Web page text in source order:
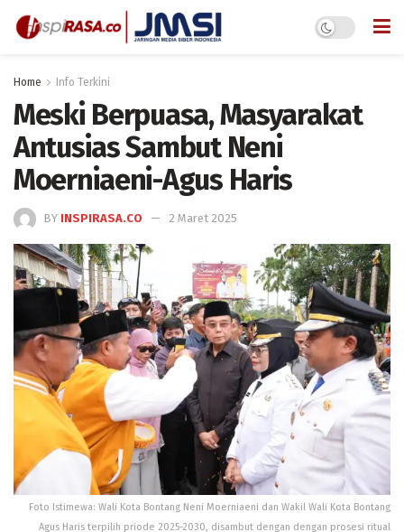
Home Info Terkini
Meski Berpuasa, Masyarakat
Antusias Sambut Neni
Moerniaeni-Agus Haris
BY INSPIRASA.CO 2 Maret 2025
Foto Istimewa: Wali Kota Bontang Neni Moerniaeni dan Wakil Wali Kota Bontang
Agus Haris terpilih priode 2025-2030, disambut dengan dengan prosesi ritual